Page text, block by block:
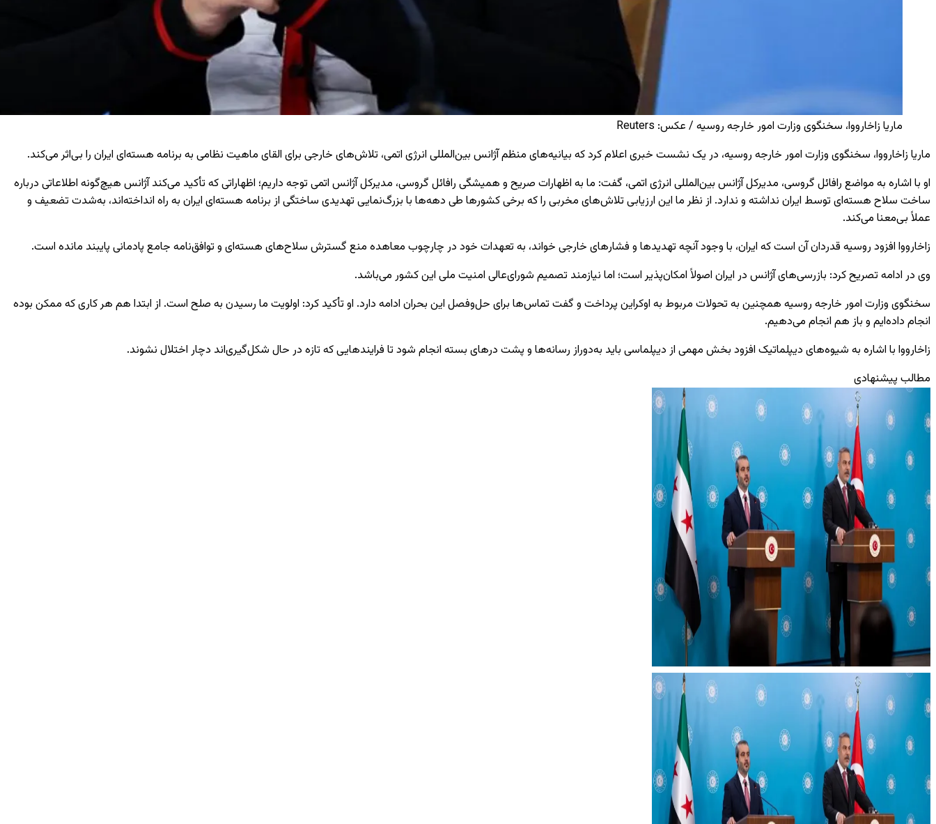
ماریا زاخارووا، سخنگوی وزارت امور خارجه روسیه / عکس: Reuters
ماریا زاخارووا، سخنگوی وزارت امور خارجه روسیه، در یک نشست خبری اعلام کرد که بیانیه‌های منظم آژانس بین‌المللی انرژی اتمی، تلاش‌های خارجی برای القای ماهیت نظامی به برنامه هسته‌ای ایران را بی‌اثر می‌کند.
او با اشاره به مواضع رافائل گروسی، مدیرکل آژانس بین‌المللی انرژی اتمی، گفت: ما به اظهارات صریح و همیشگی رافائل گروسی، مدیرکل آژانس اتمی توجه داریم؛ اظهاراتی که تأکید می‌کند آژانس هیچ‌گونه اطلاعاتی درباره
ساخت سلاح هسته‌ای توسط ایران نداشته و ندارد. از نظر ما این ارزیابی تلاش‌های مخربی را که برخی کشورها طی دهه‌ها با بزرگ‌نمایی تهدیدی ساختگی از برنامه هسته‌ای ایران به راه انداخته‌اند، به‌شدت تضعیف و
عملاً بی‌معنا می‌کند.
زاخارووا افزود روسیه قدردان آن است که ایران، با وجود آنچه تهدیدها و فشارهای خارجی خواند، به تعهدات خود در چارچوب معاهده منع گسترش سلاح‌های هسته‌ای و توافق‌نامه جامع پادمانی پایبند مانده است.
وی در ادامه تصریح کرد: بازرسی‌های آژانس در ایران اصولاً امکان‌پذیر است؛ اما نیازمند تصمیم شورای‌عالی امنیت ملی این کشور می‌باشد.
سخنگوی وزارت امور خارجه روسیه همچنین به تحولات مربوط به اوکراین پرداخت و گفت تماس‌ها برای حل‌وفصل این بحران ادامه دارد. او تأکید کرد: اولویت ما رسیدن به صلح است. از ابتدا هم هر کاری که ممکن بوده
انجام داده‌ایم و باز هم انجام می‌دهیم.
زاخارووا با اشاره به شیوه‌های دیپلماتیک افزود بخش مهمی از دیپلماسی باید به‌دوراز رسانه‌ها و پشت درهای بسته انجام شود تا فرایندهایی که تازه در حال شکل‌گیری‌اند دچار اختلال نشوند.
مطالب پیشنهادی